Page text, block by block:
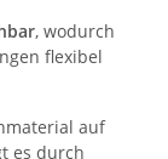
, wodurch
flexibel
auf
es durch